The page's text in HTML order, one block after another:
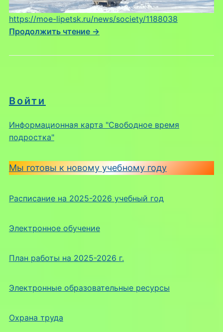
Войти
Информационная карта "Свободное время
подростка"
Мы готовы к новому учебному году
Расписание на 2025-2026 учебный год
Электронное обучение
План работы на 2025-2026 г.
Электронные образовательные ресурсы
Охрана труда
https://moe-lipetsk.ru/news/society/1188038
Продолжить чтение →